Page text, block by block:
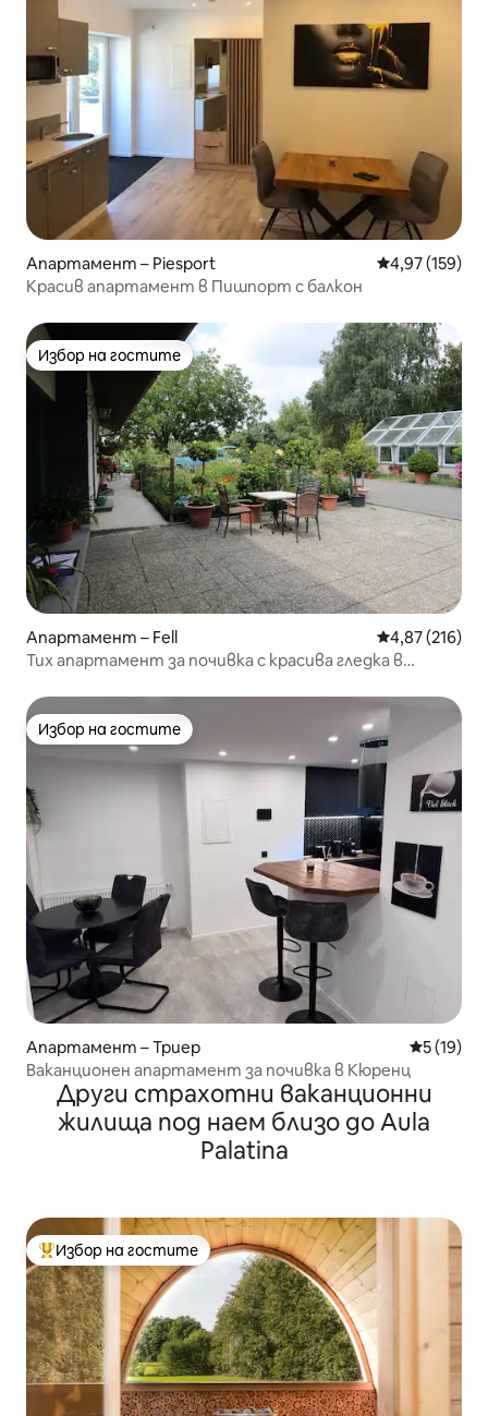
Апартамент – Piesport Средна
4,97 (159)
Красив апартамент в Пишпорт с балкон
Избор на гостите
Избор на гостите
Апартамент – Fell Средна
4,87 (216)
Тих апартамент за почивка с красива гледка в
Избор на гостите
Избор на гостите
Апартамент – Триер Средна
5 (19)
Ваканционен апартамент за почивка в Кюренц
Други страхотни ваканционни
жилища под наем близо до Aula
Palatina
Най-популярен избор на гостите
Избор на гостите